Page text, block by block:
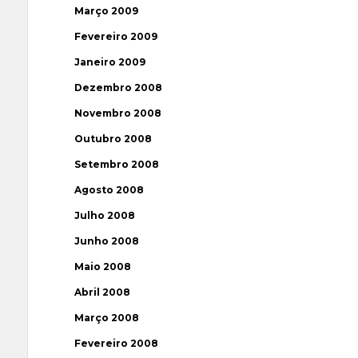
Março 2009
Fevereiro 2009
Janeiro 2009
Dezembro 2008
Novembro 2008
Outubro 2008
Setembro 2008
Agosto 2008
Julho 2008
Junho 2008
Maio 2008
Abril 2008
Março 2008
Fevereiro 2008